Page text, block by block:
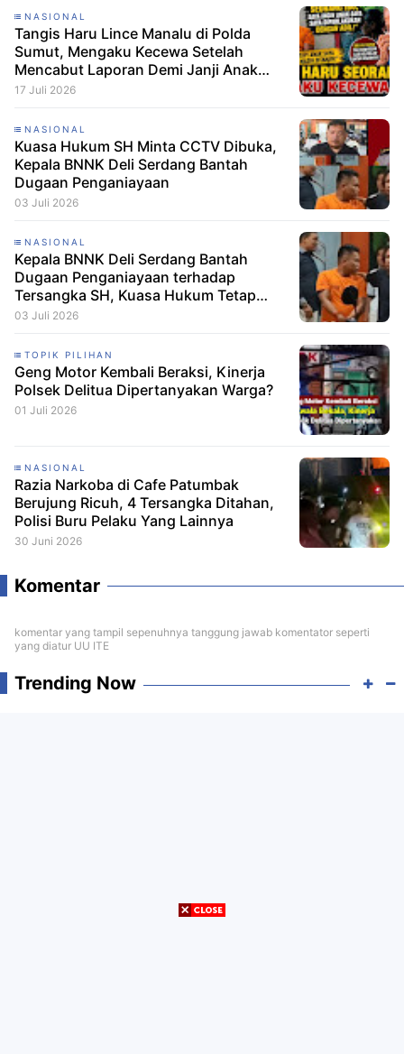
NASIONAL
Tangis Haru Lince Manalu di Polda
Sumut, Mengaku Kecewa Setelah
Mencabut Laporan Demi Janji Anak
Dibebaskan
17 Juli 2026
NASIONAL
Kuasa Hukum SH Minta CCTV Dibuka,
Kepala BNNK Deli Serdang Bantah
Dugaan Penganiayaan
03 Juli 2026
NASIONAL
Kepala BNNK Deli Serdang Bantah
Dugaan Penganiayaan terhadap
Tersangka SH, Kuasa Hukum Tetap
Minta CCTV Dibuka
03 Juli 2026
TOPIK PILIHAN
Geng Motor Kembali Beraksi, Kinerja
Polsek Delitua Dipertanyakan Warga?
01 Juli 2026
NASIONAL
Razia Narkoba di Cafe Patumbak
Berujung Ricuh, 4 Tersangka Ditahan,
Polisi Buru Pelaku Yang Lainnya
30 Juni 2026
Komentar
komentar yang tampil sepenuhnya tanggung jawab komentator seperti
yang diatur UU ITE
Trending Now